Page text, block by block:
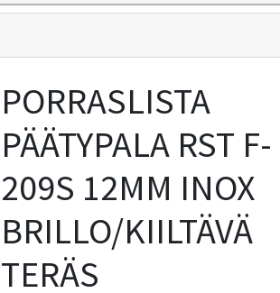
PORRASLISTA
PÄÄTYPALA RST F-
209S 12MM INOX
BRILLO/KIILTÄVÄ
TERÄS